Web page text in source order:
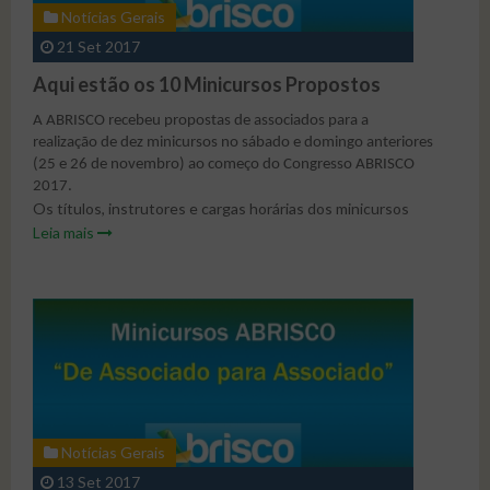
Notícias sobre Acidentes
Área do Associado
Artigos
Fórum
Galeria de Imagens
Congresso 2017 - 1º Dia
Congresso 2017 - 3º Dia
Contato
Notícias Gerais
21 Set 2017
Aqui estão os 10 Minicursos Propostos
A ABRISCO recebeu propostas de associados para a
realização de dez minicursos no sábado e domingo anteriores
(25 e 26 de novembro) ao começo do Congresso ABRISCO
2017.
Os títulos, instrutores e cargas horárias dos minicursos
estão indicados na tabela abaixo. Informações sobre o
qual está também no site do Congresso ABRISCO 2017
Leia mais
Notícias Gerais
13 Set 2017